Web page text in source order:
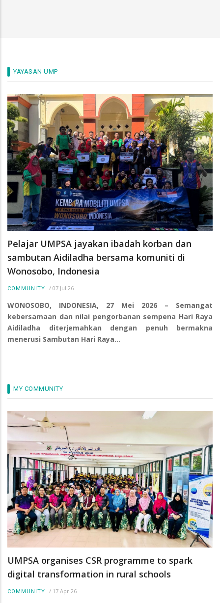
YAYASAN UMP
Pelajar UMPSA jayakan ibadah korban dan
sambutan Aidiladha bersama komuniti di
Wonosobo, Indonesia
COMMUNITY / 07 Jul 26
WONOSOBO, INDONESIA, 27 Mei 2026 – Semangat
kebersamaan dan nilai pengorbanan sempena Hari Raya
Aidiladha diterjemahkan dengan penuh bermakna
menerusi Sambutan Hari Raya…
MY COMMUNITY
UMPSA organises CSR programme to spark
digital transformation in rural schools
COMMUNITY / 17 Apr 26